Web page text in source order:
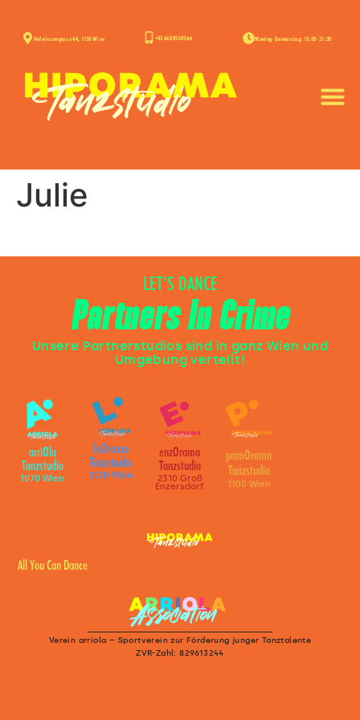
Hofwiesengasse 44, 1130 Wien +43 668 826936-6 Montag - Donnerstag: 15:00 - 21:30
Julie
LET’S DANCE
Partners In Crime
Unsere Partnerstudios sind in ganz Wien und
Umgebung verteilt!
arriOla
Tanzstudio
1070 Wien
leOrama
Tanzstudio
1020 Wien
enzOrama
Tanzstudio
2310 Groß
Enzersdorf
primOrama
Tanzstudio
1100 Wien
All You Can Dance
Verein arriola – Sportverein zur Förderung junger Tanztalente
ZVR-Zahl: 829613244